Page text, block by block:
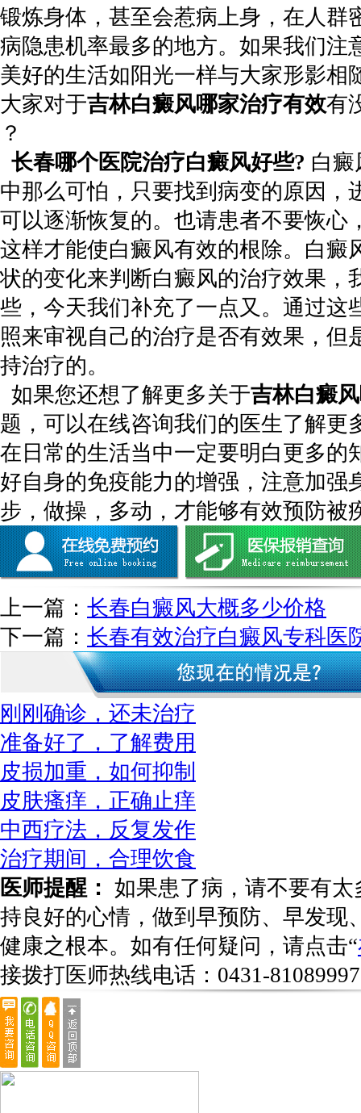
锻炼身体，甚至会惹病上身，在人群
病隐患机率最多的地方。如果我们注
美好的生活如阳光一样与大家形影相
大家对于吉林白癜风哪家治疗有效有
？
长春哪个医院治疗白癜风好些? 白癜
中那么可怕，只要找到病变的原因，
可以逐渐恢复的。也请患者不要恢心
这样才能使白癜风有效的根除。白癜
状的变化来判断白癜风的治疗效果，
些，今天我们补充了一点又。通过这
照来审视自己的治疗是否有效果，但
持治疗的。
如果您还想了解更多关于吉林白癜
题，可以在线咨询我们的医生了解更
在日常的生活当中一定要明白更多的
好自身的免疫能力的增强，注意加强
步，做操，多动，才能够有效预防被
上一篇： 长春白癜风大概多少价格
下一篇： 长春有效治疗白癜风专科医
刚刚确诊，还未治疗
准备好了，了解费用
皮损加重，如何抑制
皮肤瘙痒，正确止痒
中西疗法，反复发作
治疗期间，合理饮食
医师提醒： 如果患了病，请不要有
持良好的心情，做到早预防、早发现
健康之根本。如有任何疑问，请点击“
接拨打医师热线电话： 0431-81089997